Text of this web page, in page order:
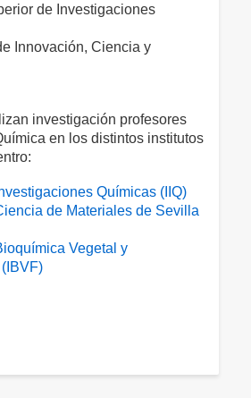
de Investigaciones
Innovación, Ciencia y
investigación profesores
en los distintos institutos
Químicas (IIQ)
de Materiales de Sevilla
Vegetal y